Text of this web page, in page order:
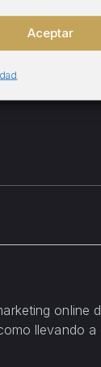
Aceptar
online
llevando